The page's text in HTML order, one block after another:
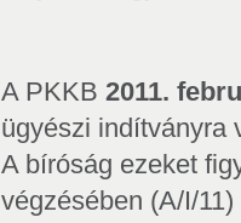
A PKKB 2011.
ügyészi indítványra
A bíróság ezeket
végzésében (A/I/